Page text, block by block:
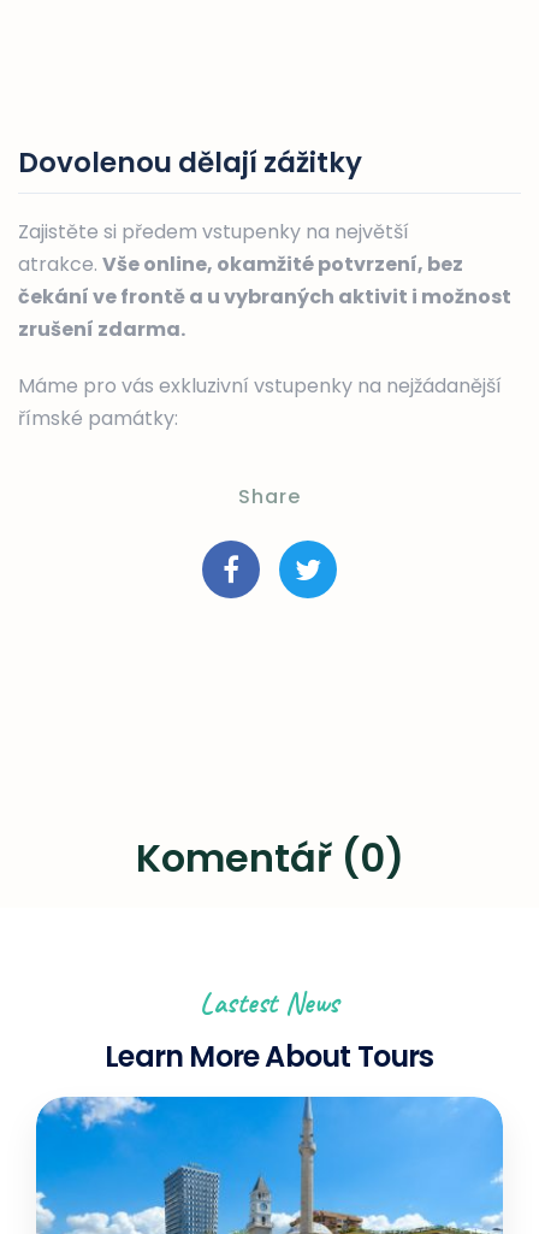
Dovolenou dělají zážitky
Zajistěte si předem vstupenky na největší
atrakce. Vše online, okamžité potvrzení, bez
čekání ve frontě a u vybraných aktivit i možnost
zrušení zdarma.
Máme pro vás exkluzivní vstupenky na nejžádanější
římské památky:
Share
Komentář (0)
Lastest News
Learn More About Tours